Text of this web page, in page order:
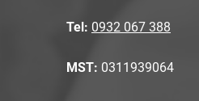
Tel: 0932 067 388
MST: 0311939064